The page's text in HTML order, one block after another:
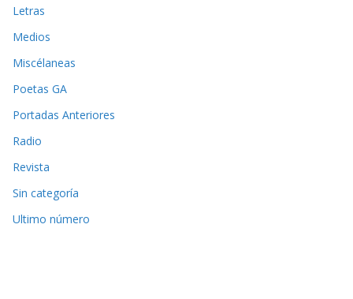
Letras
Medios
Miscélaneas
Poetas GA
Portadas Anteriores
Radio
Revista
Sin categoría
Ultimo número